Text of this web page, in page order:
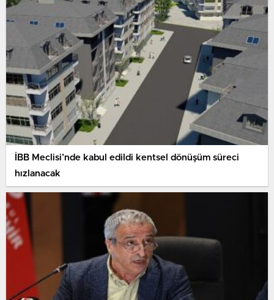
İBB Meclisi’nde kabul edildi kentsel dönüşüm süreci
hızlanacak